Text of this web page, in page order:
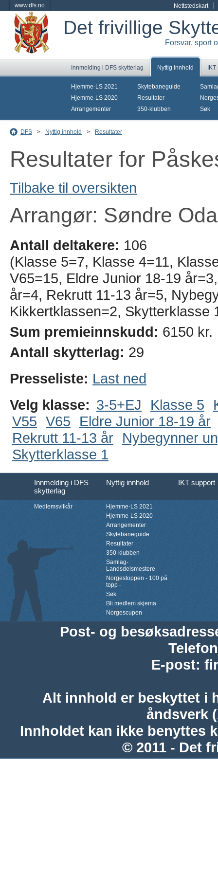
www.dfs.no Nettstedskart
Det frivillige
Forsvar, sport
Innmelding i DFS skytterlag Nyttig innhold
Hjemme-LS 2021
Hjemme-LS 2020
Arrangementer
Skytebaneguide
Resultater
350-klubben
Søk
DFS > Nyttig innhold > Resultater
Resultater for
Tilbake til oversikten
Arrangør: Søndre
Antall deltakere: 106
(Klasse 5=7, Klasse 4=11,
V65=15, Eldre Junior 18-19
år=4, Rekrutt 11-13 år=5,
Kikkertklassen=2, Skytterklasse
Sum premieinnskudd: 6150 kr.
Antall skytterlag: 29
Presseliste: Last ned
Velg klasse: 3-5+EJ Klasse 5
V55 V65
Eldre Junior 18-19 år
Rekrutt 11-13 år
Nybegynner
Skytterklasse 1
Innmelding i DFS
skytterlag
Nyttig innhold IKT support
Medlemsvilkår
Hjemme-LS 2021
Hjemme-LS 2020
Arrangementer
Skytebaneguide
Resultater
350-klubben
Samlag-
Landsdelsmestere
Norgestoppen - 100 på
topp -
Søk
Bli medlem skjema
Norgescupen
Post- og
Telefon
E-post:
Alt innhold er beskyttet i
åndsverk
Innholdet kan ikke benyttes
© 2011 - Det